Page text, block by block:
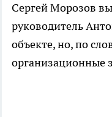
Сергей Морозов
руководитель
объекте, но, по
организационные